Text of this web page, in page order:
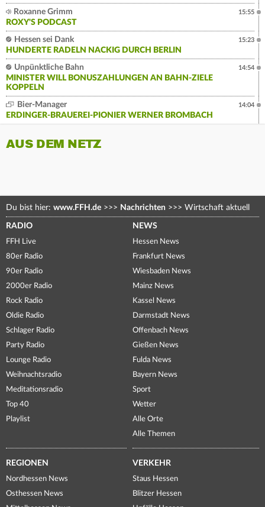
Roxanne Grimm
ROXY'S PODCAST
15:55
Hessen sei Dank
HUNDERTE RADELN NACKIG DURCH BERLIN
15:23
Unpünktliche Bahn
MINISTER WILL BONUSZAHLUNGEN AN BAHN-ZIELE
KOPPELN
14:54
Bier-Manager
ERDINGER-BRAUEREI-PIONIER WERNER BROMBACH
14:04
AUS DEM NETZ
Du bist hier: www.FFH.de >>> Nachrichten >>> Wirtschaft aktuell
RADIO
FFH Live
80er Radio
90er Radio
2000er Radio
Rock Radio
Oldie Radio
Schlager Radio
Party Radio
Lounge Radio
Weihnachtsradio
Meditationsradio
Top 40
Playlist
NEWS
Hessen News
Frankfurt News
Wiesbaden News
Mainz News
Kassel News
Darmstadt News
Offenbach News
Gießen News
Fulda News
Bayern News
Sport
Wetter
Alle Orte
Alle Themen
REGIONEN
Nordhessen News
Osthessen News
VERKEHR
Staus Hessen
Blitzer Hessen